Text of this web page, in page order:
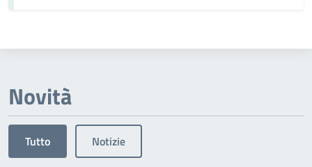
Novità
Tutto Notizie